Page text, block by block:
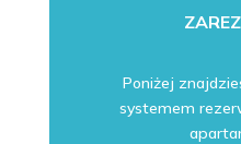
Poniżej
systemem